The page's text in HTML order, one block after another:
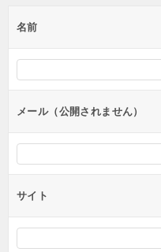
ー
シ
ョ
ン
名前
メール（公開されません）
サイト